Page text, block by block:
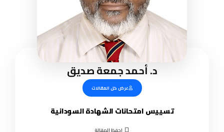
د. أحمد جمعة صديق
عرض كل المقالات
تسييس امتحانات الشهادة السودانية